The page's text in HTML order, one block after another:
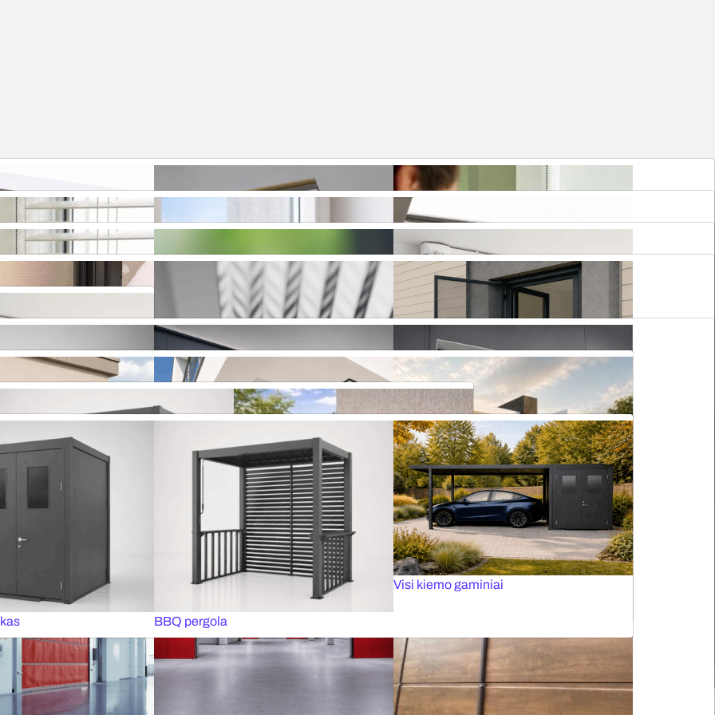
Roletai stogo langams Elektriniai roletai
žaliuzės Plisuotos žaliuzės Plisuotos žaliuzės stogo langams
Fasado žaliuzės
MOTIONBLINDS Išmanus valdymas SOMFY
Elektriniai karnizai
Plisuoti tinkleliai Tinkleliai durims
Pramoniniai garažo vartai Panoraminiai vartai
Visos markizės
pergola
BBQ pergola
Visi kiemo gaminiai
VISOS MARKIZĖS